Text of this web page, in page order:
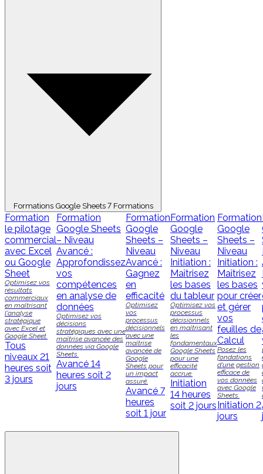
Formations Google Sheets 7 Formations
Formation
le pilotage
commercial
avec Excel
ou Google
Sheet
Optimisez vos
résultats
commerciaux
en maîtrisant
l'analyse
stratégique
avec Excel et
Google Sheet.
Tous
niveaux 21
heures soit
3 jours
Formation
Google Sheets
– Niveau
Avancé :
Approfondissez
vos
compétences
en analyse de
données
Optimisez vos
décisions
stratégiques avec une
maîtrise avancée des
données via Google
Sheets.
Avancé 14
heures soit 2
jours
Formation
Google
Sheets –
Niveau
Avancé :
Gagnez
en
efficacité
Optimisez
vos
processus
décisionnels
avec une
maîtrise
avancée de
Google
Sheets pour
un impact
assuré.
Avancé 7
heures
soit 1 jour
Formation
Google
Sheets –
Niveau
Initiation :
Maîtrisez
les bases
du tableur
Optimisez vos
processus
décisionnels
en maîtrisant
les
fondamentaux
Google Sheets
pour une
efficacité
accrue.
Initiation
14 heures
soit 2 jours
Formation
Google
Sheets –
Niveau
Initiation :
Maîtrisez
les bases
pour créer
et gérer
vos
feuilles de
Calcul
Posez les
fondations
d'une gestion
efficace de
vos données
avec Google
Sheets.
Initiation 2
jours